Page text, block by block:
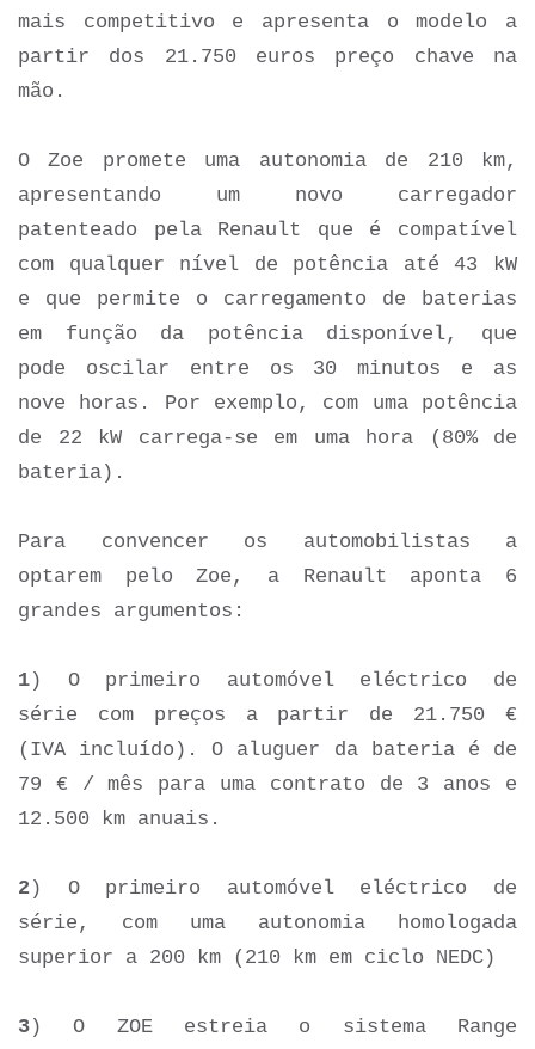
mais competitivo e apresenta o modelo a
partir dos 21.750 euros preço chave na
mão.
O Zoe promete uma autonomia de 210 km,
apresentando um novo carregador
patenteado pela Renault que é compatível
com qualquer nível de potência até 43 kW
e que permite o carregamento de baterias
em função da potência disponível, que
pode oscilar entre os 30 minutos e as
nove horas. Por exemplo, com uma potência
de 22 kW carrega-se em uma hora (80% de
bateria).
Para convencer os automobilistas a
optarem pelo Zoe, a Renault aponta 6
grandes argumentos:
1) O primeiro automóvel eléctrico de
série com preços a partir de 21.750 €
(IVA incluído). O aluguer da bateria é de
79 € / mês para uma contrato de 3 anos e
12.500 km anuais.
2) O primeiro automóvel eléctrico de
série, com uma autonomia homologada
superior a 200 km (210 km em ciclo NEDC)
3) O ZOE estreia o sistema Range